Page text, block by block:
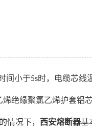
间小于5s时，电缆芯线
烯绝缘聚氯乙烯护套铝
情况下， 西安熔断器基